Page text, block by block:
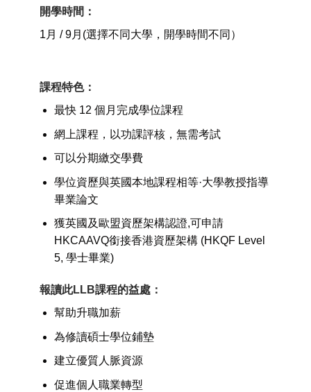
開學時間：
1月 / 9月(選擇不同大學，開學時間不同）
課程特色：
最快 12 個月完成學位課程
網上課程，以功課評核，無需考試
可以分期繳交學費
學位資歷與英國本地課程相等·大學教授指導
畢業論文
獲英國及歐盟資歷架構認證,可申請
HKCAAVQ銜接香港資歷架構 (HKQF Level
5, 學士畢業)
報讀此LLB課程的益處：
幫助升職加薪
為修讀碩士學位鋪墊
建立優質人脈資源
促進個人職業轉型